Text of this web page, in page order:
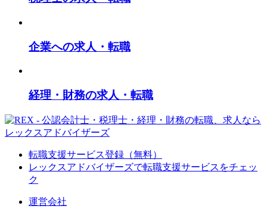
企業への求人・転職
経理・財務の求人・転職
転職支援サービス登録（無料）
レックスアドバイザーズで転職支援サービスをチェッ
ク
運営会社